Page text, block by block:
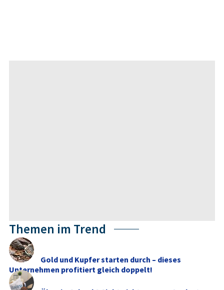
Themen im Trend
Gold und Kupfer starten durch – dieses
Unternehmen profitiert gleich doppelt!